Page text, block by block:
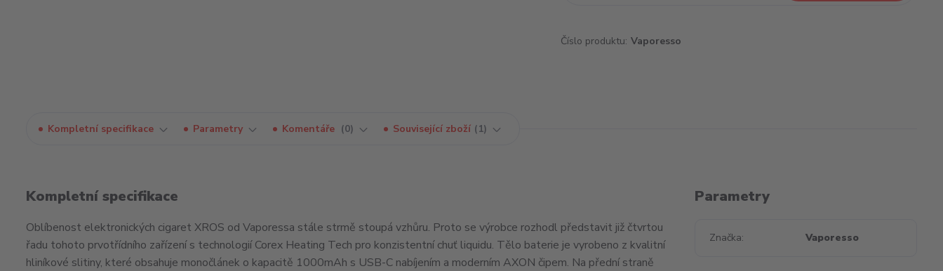
Číslo produktu: Vaporesso
Kompletní specifikace Parametry Komentáře 0 Související zboží 1
Kompletní specifikace
Oblíbenost elektronických cigaret XROS od Vaporessa stále strmě stoupá vzhůru. Proto se výrobce rozhodl představit již čtvrtou
řadu tohoto prvotřídního zařízení s technologií Corex Heating Tech pro konzistentní chuť liquidu. Tělo baterie je vyrobeno z kvalitní
hliníkové slitiny, které obsahuje monočlánek o kapacitě 1000mAh s USB-C nabíjením a moderním AXON čipem. Na přední straně
Parametry
Značka Vaporesso